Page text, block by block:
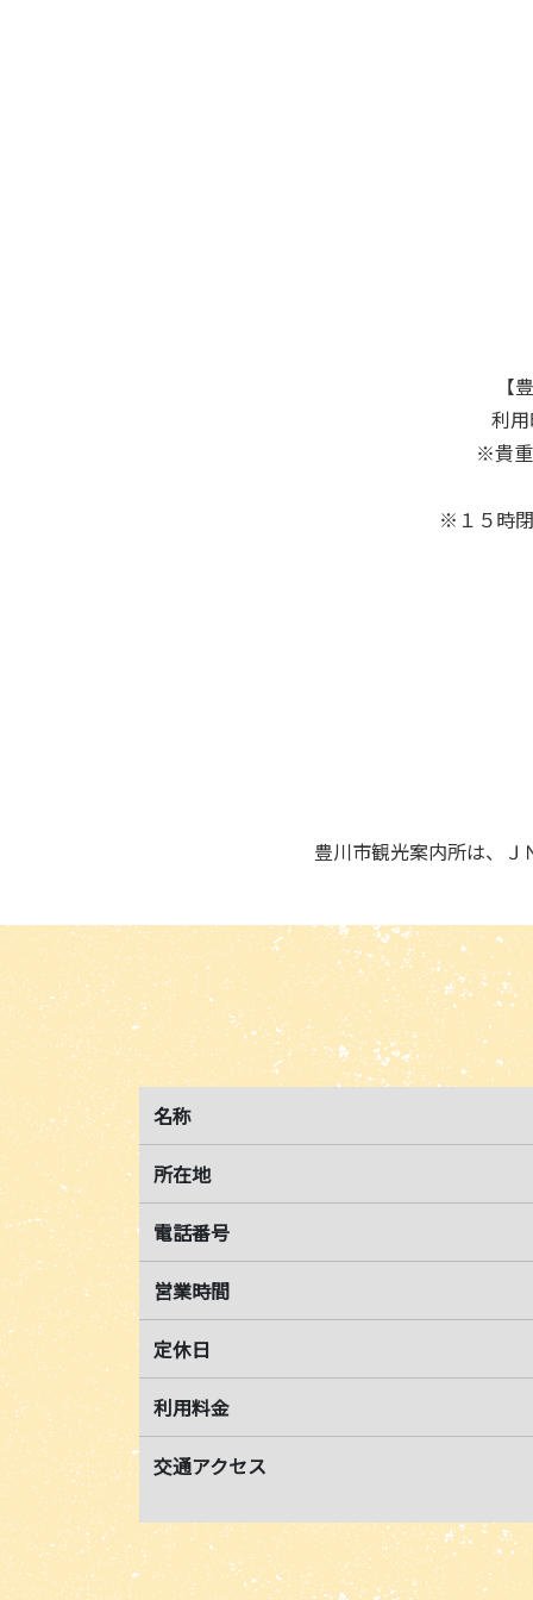
【
利
※貴重
※１５時
豊川市観光案内所は、Ｊ
名称
所在地
電話番号
営業時間
定休日
利用料金
交通アクセス